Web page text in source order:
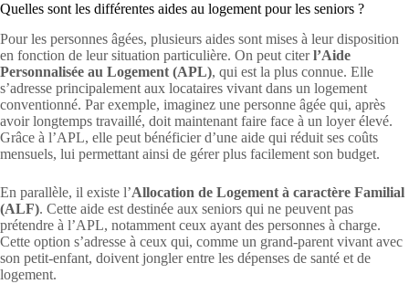
Quelles sont les différentes aides au logement pour les seniors ?
Pour les personnes âgées, plusieurs aides sont mises à leur disposition
en fonction de leur situation particulière. On peut citerl’Aide
Personnalisée au Logement (APL), qui est la plus connue. Elle
s’adresse principalement aux locataires vivant dans un logement
conventionné. Par exemple, imaginez une personne âgée qui, après
avoir longtemps travaillé, doit maintenant faire face à un loyer élevé.
Grâce à l’APL, elle peut bénéficier d’une aide qui réduit ses coûts
mensuels, lui permettant ainsi de gérer plus facilement son budget.
En parallèle, il existe l’Allocation de Logement à caractère Familial
(ALF). Cette aide est destinée aux seniors qui ne peuvent pas
prétendre à l’APL, notamment ceux ayant des personnes à charge.
Cette option s’adresse à ceux qui, comme un grand-parent vivant avec
son petit-enfant, doivent jongler entre les dépenses de santé et de
logement.